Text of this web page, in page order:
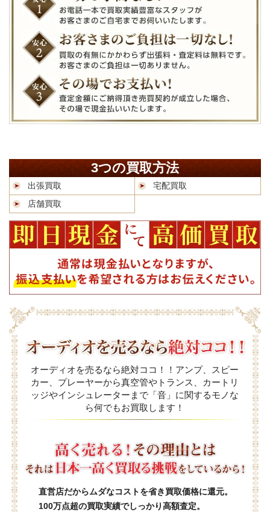
3つの買取方法
出張買取
宅配買取
店舗買取
オーディオを売るなら絶対ココ！！アンプ、スピー
カー、プレーヤーから真空管やトランス、カートリ
ッジやインシュレーターまで「音」に関するモノな
ら何でもお買取します！
直営店だからムダなコストを省き買取価格に還元。
100万点超の買取実績でしっかり高額査定。